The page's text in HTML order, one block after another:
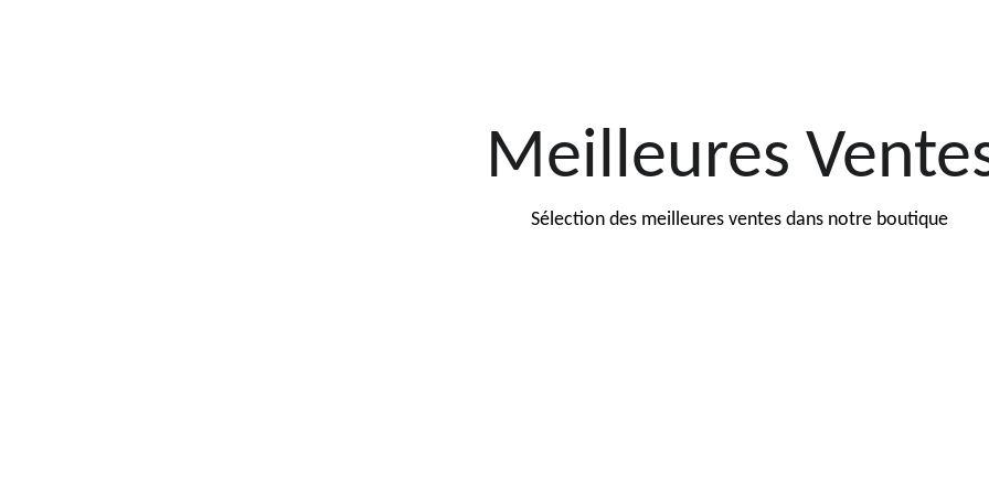
Meilleures
Sélection des meilleures ventes dans notre boutique